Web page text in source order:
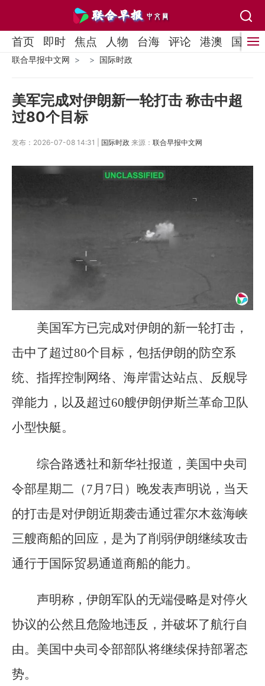
首页 即时 焦点 人物 台海 评论 港澳 国际
联合早报中文网 国际时政
美军完成对伊朗新一轮打击 称击中超
过80个目标
发布：2026-07-08 14:31 | 国际时政 来源： 联合早报中文网
美国军方已完成对伊朗的新一轮打击，
击中了超过80个目标，包括伊朗的防空系
统、指挥控制网络、海岸雷达站点、反舰导
弹能力，以及超过60艘伊朗伊斯兰革命卫队
小型快艇。
综合路透社和新华社报道，美国中央司
令部星期二（7月7日）晚发表声明说，当天
的打击是对伊朗近期袭击通过霍尔木兹海峡
三艘商船的回应，是为了削弱伊朗继续攻击
通行于国际贸易通道商船的能力。
声明称，伊朗军队的无端侵略是对停火
协议的公然且危险地违反，并破坏了航行自
由。美国中央司令部部队将继续保持部署态
势。